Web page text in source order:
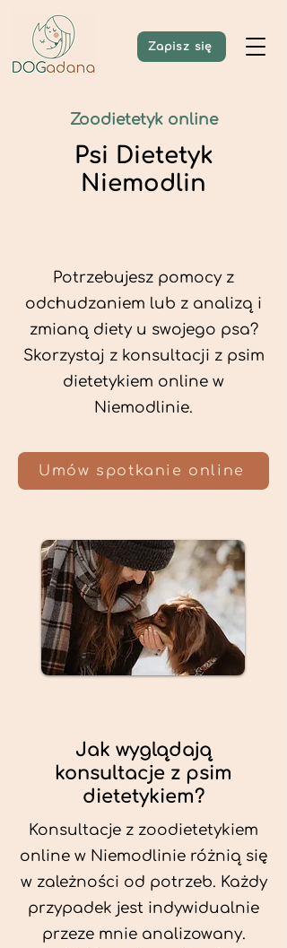
Zapisz się
Zoodietetyk online
Psi Dietetyk
Niemodlin
Potrzebujesz pomocy z
odchudzaniem lub z analizą i
zmianą diety u swojego psa?
Skorzystaj z konsultacji z psim
dietetykiem online w
Niemodlinie.
Umów spotkanie online
Jak wyglądają
konsultacje z psim
dietetykiem?
Konsultacje z zoodietetykiem
online w Niemodlinie różnią się
w zależności od potrzeb. Każdy
przypadek jest indywidualnie
przeze mnie analizowany.